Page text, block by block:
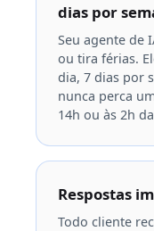
dias por
Seu agente de
ou tira férias.
dia, 7 dias por
nunca perca
14h ou às 2h
Respostas
Todo cliente